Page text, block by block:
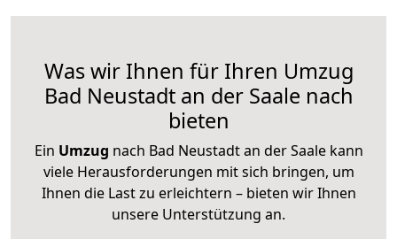
Was wir Ihnen für Ihren Umzug
Bad Neustadt an der Saale nach
bieten
Ein Umzug nach Bad Neustadt an der Saale kann
viele Herausforderungen mit sich bringen, um
Ihnen die Last zu erleichtern – bieten wir Ihnen
unsere Unterstützung an.